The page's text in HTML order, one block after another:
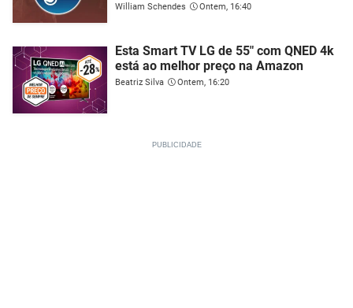
William Schendes Ontem, 16:40
Esta Smart TV LG de 55" com QNED 4k
está ao melhor preço na Amazon
Beatriz Silva Ontem, 16:20